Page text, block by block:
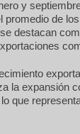
y
promedio de
destacan
la expansión
que